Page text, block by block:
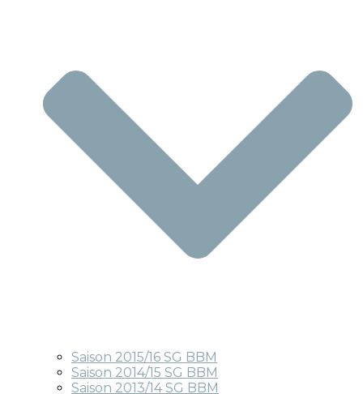
Saison 2015/16 SG BBM
Saison 2014/15 SG BBM
Saison 2013/14 SG BBM